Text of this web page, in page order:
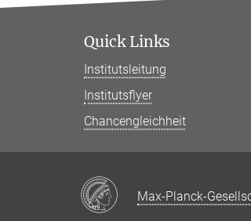
Quick Links
Institutsleitung
Institutsflyer
Chancengleichheit
Max-Planck-